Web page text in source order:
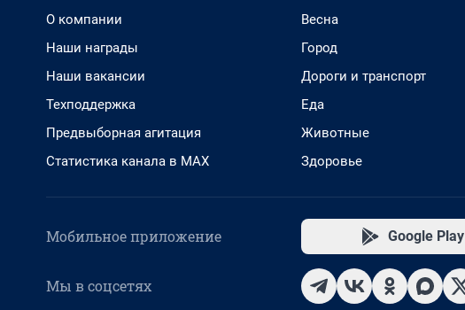
О компании
Наши награды
Наши вакансии
Техподдержка
Предвыборная агитация
Статистика канала в MAX
Весна
Город
Дороги и транспорт
Еда
Животные
Здоровье
Мобильное приложение Google Play
Мы в соцсетях